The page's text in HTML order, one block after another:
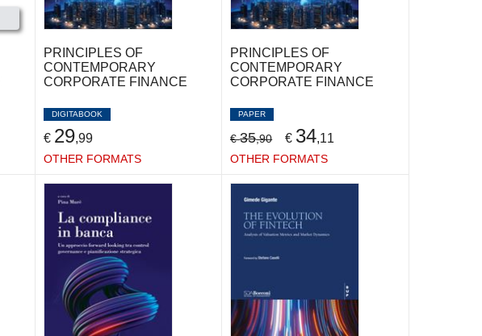
PRINCIPLES OF
CONTEMPORARY
CORPORATE FINANCE
DIGITABOOK
€ 29,99
OTHER FORMATS
PRINCIPLES OF
CONTEMPORARY
CORPORATE FINANCE
PAPER
€35,90 € 34,11
OTHER FORMATS